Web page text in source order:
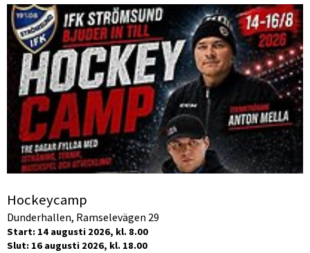
Hockeycamp
Dunderhallen, Ramselevägen 29
Start: 14 augusti 2026, kl. 8.00
Slut: 16 augusti 2026, kl. 18.00